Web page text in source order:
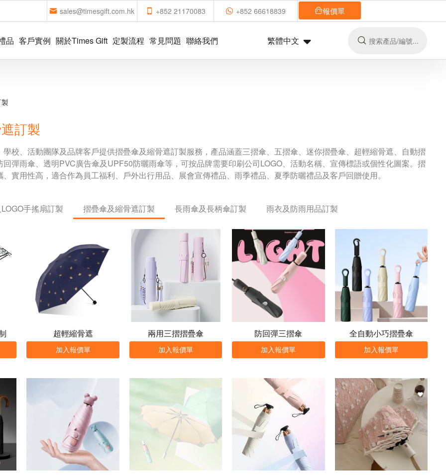
sales@timesgift.com.hk +852 21170083 +852 66618839 報價單
品 客戶實例 關於Times Gift 定製流程 常見問題 聯絡我們 繁體中文
訂製
校、活動團隊及品牌客戶提供摺疊傘及縮骨遮訂製服務，產品涵蓋三摺傘、五摺傘、迷你摺疊傘、超輕縮骨遮、自動摺
彈雨傘、透明PVC廣告傘及UPF50防曬雨傘等，可按品牌需要印刷公司LOGO、活動名稱、宣傳標語或個性化圖案。摺
實用性高，適合作為員工福利、戶外出行用品、展會宣傳禮品、雨季禮品、夏季防曬禮品及客戶回贈使用。
手搖扇訂製 摺疊傘及縮骨遮訂製 長雨傘及長柄傘訂製 雨衣及防雨用品訂製
超輕縮骨遮
加入報價單
兩用三摺摺疊傘
加入報價單
防回彈三摺傘
加入報價單
全自動小巧摺疊傘
加入報價單